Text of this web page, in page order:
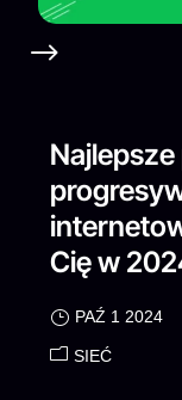
Cię w
PAŹ 1 2024
SIEĆ